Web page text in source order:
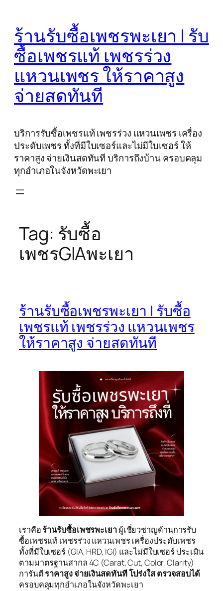
content
ร้านรับซื้อเพชรพะเยา | รับ
ซื้อเพชรแท้ เพชรร่วง
แหวนเพชร ให้ราคาสูง
จ่ายสดทันที
บริการรับซื้อเพชรแท้ เพชรร่วง แหวนเพชร เครื่อง
ประดับเพชร ทั้งที่มีใบเซอร์และไม่มีใบเซอร์ ให้
ราคาสูง จ่ายเงินสดทันที บริการถึงบ้าน ครอบคลุม
ทุกอำเภอในจังหวัดพะเยา
Tag: รับซื้อ
เพชรGIAพะเยา
ร้านรับซื้อเพชรพะเยา | รับซื้อ
เพชรแท้ เพชรร่วง แหวนเพชร
ให้ราคาสูง จ่ายสดทันที
เราคือร้านรับซื้อเพชรพะเยาผู้เชี่ยวชาญด้านการรับ
ซื้อเพชรแท้ เพชรร่วง แหวนเพชร เครื่องประดับเพชร
ทั้งที่มีใบเซอร์ (GIA, HRD, IGI) และไม่มีใบเซอร์ ประเมิน
ตามมาตรฐานสากล 4C (Carat, Cut, Color, Clarity)
การันตีราคาสูง จ่ายเงินสดทันที โปร่งใส ตรวจสอบได้
ครอบคลุมทุกอำเภอในจังหวัดพะเยา